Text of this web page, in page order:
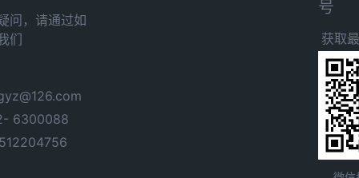
问，请通过如
们
6300088
号
获取